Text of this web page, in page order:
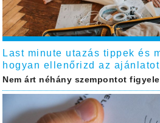
Last minute utazás tippek és
hogyan ellenőrizd az
Nem árt néhány szempontot